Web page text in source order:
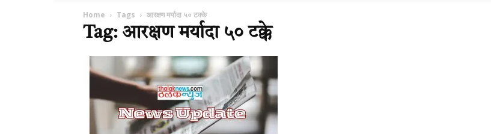
Home Tags आरक्षण मर्यादा ५० टक्के
Tag: आरक्षण मर्यादा ५० टक्के